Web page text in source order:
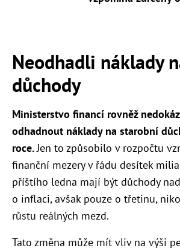
Neodhadli náklady
důchody
Ministerstvo financí rovněž
odhadnout náklady na starobní
roce.Jen to způsobilo v rozpočtu
finanční mezery v řádu desítek
příštího ledna mají být důchody
o inflaci, avšak pouze o třetinu,
růstu reálných mezd.
Tato změna může mít vliv na výši